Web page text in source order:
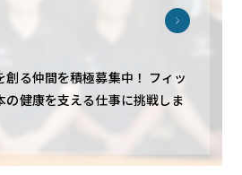
る仲間を積極募集中！ フィッ
の健康を支える仕事に挑戦しま